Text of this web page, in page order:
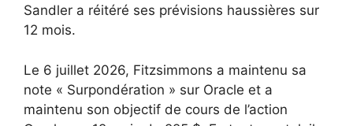
Sandler a réitéré ses prévisions haussières sur
12 mois.
Le 6 juillet 2026, Fitzsimmons a maintenu sa
note « Surpondération » sur Oracle et a
maintenu son objectif de cours de l’action